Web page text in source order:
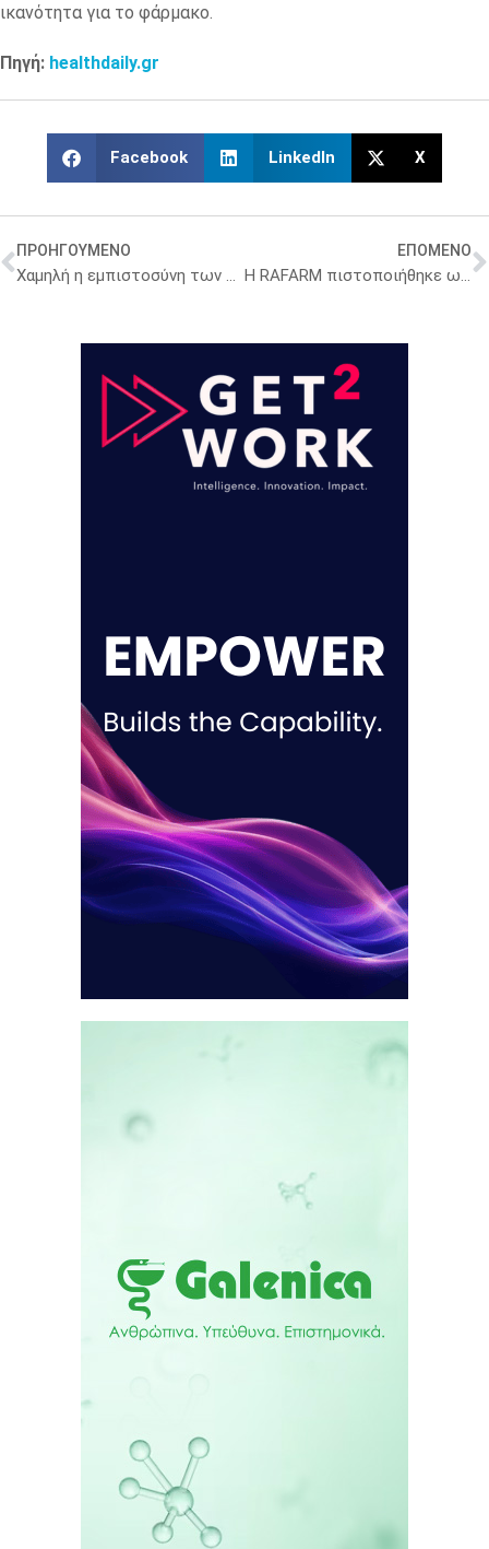
ικανότητα για το φάρμακο.
Πηγή: healthdaily.gr
Facebook LinkedIn X
ΠΡΟΗΓΟΥΜΕΝΟ
Χαμηλή η εμπιστοσύνη των Ελλήνων στο ΕΣΥ – Έρευνα του ΟΟΣΑ
ΕΠΟΜΕΝΟ
H RAFARM πιστοποιήθηκε ως Great Place to Work®